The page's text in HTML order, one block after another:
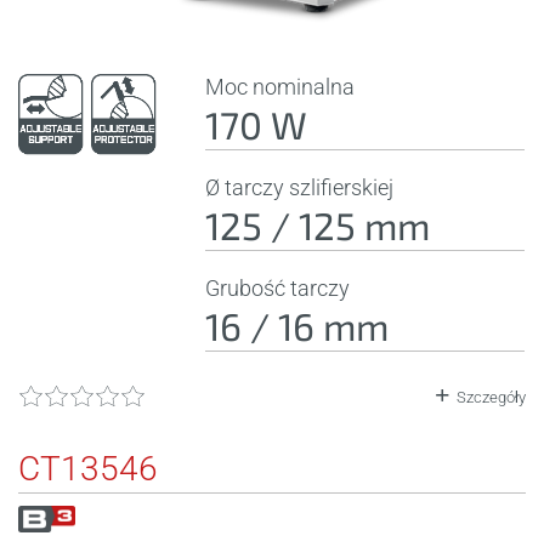
Moc nominalna
170 W
Ø tarczy szlifierskiej
125 / 125 mm
Grubość tarczy
16 / 16 mm
Szczegóły
CT13546